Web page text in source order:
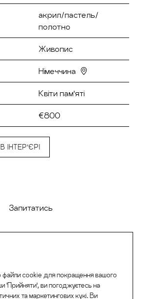
файли cookie для покращення вашого
'Прийняти', ви погоджуєтесь на
та маркетингових кукі. Ви
акрил/пастель/
полотно
Живопис
Німеччина
Квіти пам'яті
€800
ІНТЕР'ЄРІ
Запитатись
INSTAGRAM